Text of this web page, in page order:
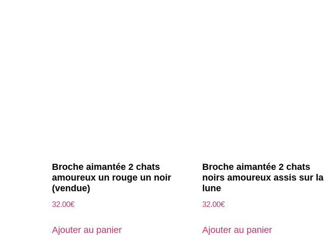
Broche aimantée 2 chats
amoureux un rouge un noir
(vendue)
32.00€
Ajouter au panier
Broche aimantée 2 chats
noirs amoureux assis sur la
lune
32.00€
Ajouter au panier